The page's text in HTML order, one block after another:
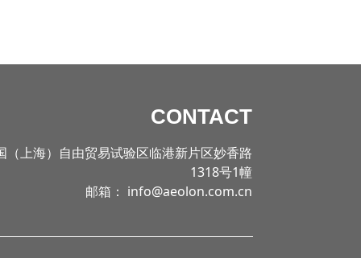
CONTACT
（上海）自由贸易试验区临港新片区妙香路
1318号1幢
邮箱： info@aeolon.com.cn